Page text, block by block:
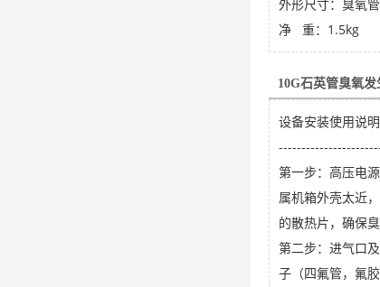
外形尺寸：臭氧
净 重：1.5kg
10G石英管臭氧
设备安装使用说明
第一步：高压电
属机箱外壳太近
的散热片，确保
第二步：进气口
子（四氟管，氟